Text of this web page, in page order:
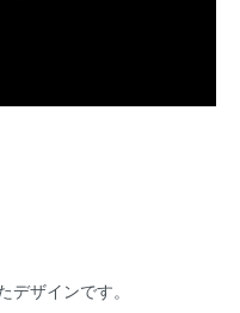
ザインです。